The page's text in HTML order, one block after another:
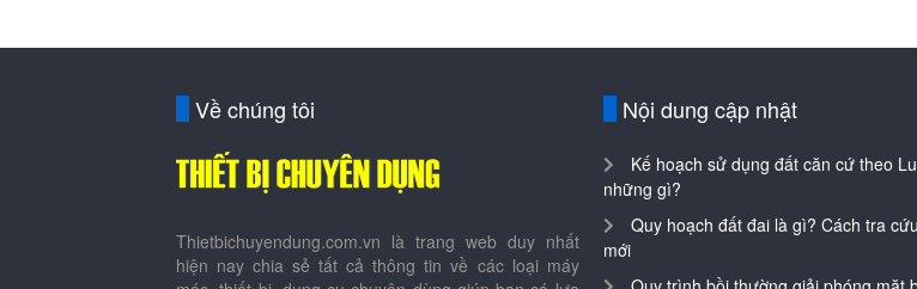
Nội dung cập nhật
Kế hoạch sử dụng đất căn cứ theo
những gì?
Quy hoạch đất đai là gì? Cách tra
mới
Về chúng tôi
Thietbichuyendung.com.vn là trang web duy nhất
hiện nay chia sẻ tất cả thông tin về các loại máy